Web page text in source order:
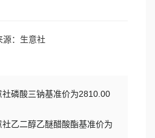
源：生意社
社磷酸三钠基准价为2810.00
乙二醇乙醚醋酸酯基准价为